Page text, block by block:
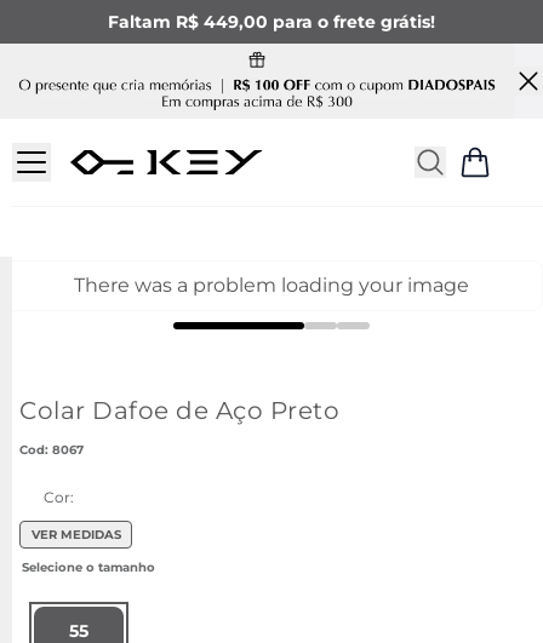
Faltam R$ 449,00 para o frete grátis!
There was a problem loading your image
Colar Dafoe de Aço Preto
: 8067
Cor:
VER MEDIDAS
55